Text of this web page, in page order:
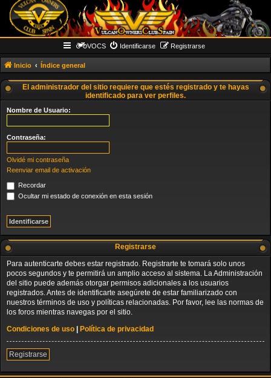
VOCS Identificarse Registrarse
Inicio Índice general
El administrador del sitio requiere que estés registrado y te hayas
identificado para ver perfiles.
Nombre de Usuario:
Contraseña:
Olvidé mi contraseña
Reenviar email de activación
Recordar
Ocultar mi estado de conexión en esta sesión
Registrarse
Para autenticarte debes estar registrado. Registrarte te tomará solo unos
pocos segundos y te permitirá un amplio acceso al sistema. La Administración
del sitio puede además otorgar permisos adicionales a los usuarios
registrados. Antes de identificarte asegúrete de estar familiarizado con
nuestros términos de uso y políticas relacionadas. Por favor, lee las normas de
los foros mientras navegas por el sitio.
Condiciones de uso
Política de privacidad
Registrarse